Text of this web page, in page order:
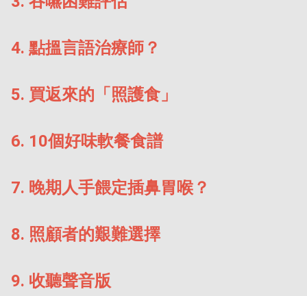
4. 點搵言語治療師？
5. 買返來的「照護食」
6. 10個好味軟餐食譜
7. 晚期人手餵定插鼻胃喉？
8. 照顧者的艱難選擇
9. 收聽聲音版